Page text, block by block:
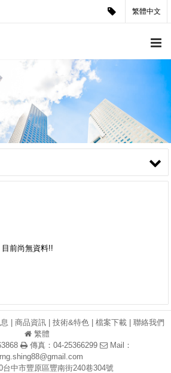
繁體中文
目前尚無資料!!
商品資訊 技術&特色 檔案下載
聯絡我們
繁體
傳真：04-25366299
Mail：
中市豐原區豐南街240巷304號